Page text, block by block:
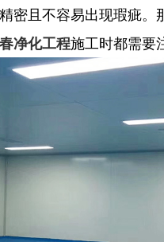
密且不容易出现瑕疵。
净化工程施工时都需要